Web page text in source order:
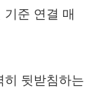
준 연결 매
히 뒷받침하는